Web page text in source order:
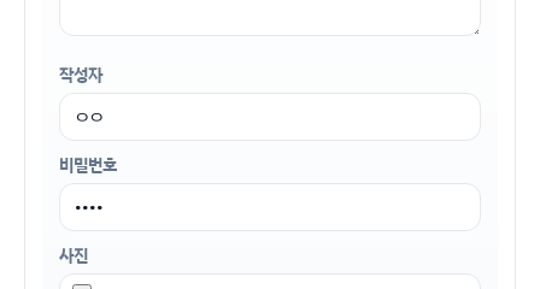
작성자
비밀번호
사진